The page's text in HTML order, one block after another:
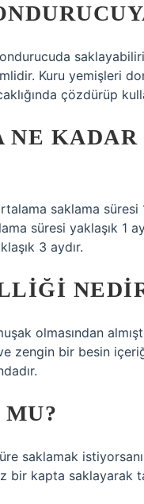
Kuru yemişleri
çözdürüp
NE KADAR
saklama süresi
süresi yaklaşık 1
3 aydır.
olmasından
zengin bir besin
saklamak
bir kapta saklayarak